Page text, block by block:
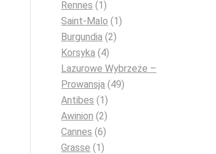
Rennes (1)
Saint-Malo (1)
Burgundia (2)
Korsyka (4)
Lazurowe Wybrzeże –
Prowansja (49)
Antibes (1)
Awinion (2)
Cannes (6)
Grasse (1)